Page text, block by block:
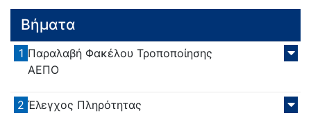
Βήματα
1 Παραλαβή Φακέλου Τροποποίησης
ΑΕΠΟ
2 Έλεγχος Πληρότητας